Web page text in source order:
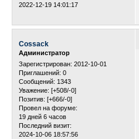
2022-12-19 14:01:17
Cossack
Администратор
Зарегистрирован: 2012-10-01
Приглашений: 0
Сообщений: 1343
Уважение: [+508/-0]
Позитив: [+666/-0]
Провел на форуме:
19 дней 6 часов
Последний визит:
2024-10-06 18:57:56